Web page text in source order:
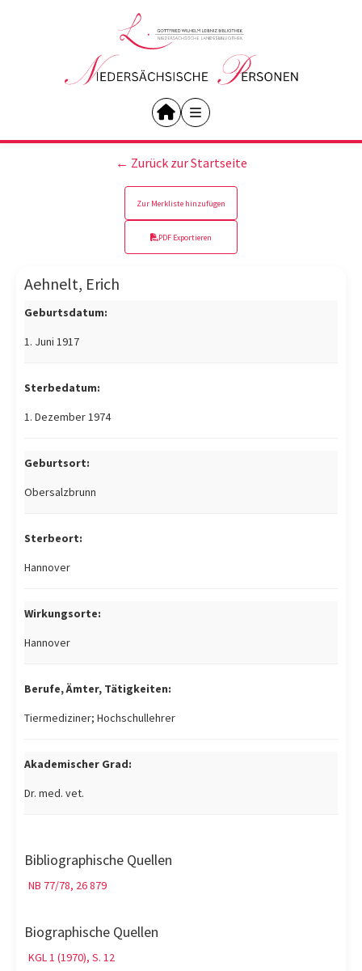
← Zurück zur Startseite
Zur Merkliste hinzufügen
PDF Exportieren
Aehnelt, Erich
Geburtsdatum:
1. Juni 1917
Sterbedatum:
1. Dezember 1974
Geburtsort:
Obersalzbrunn
Sterbeort:
Hannover
Wirkungsorte:
Hannover
Berufe, Ämter, Tätigkeiten:
Tiermediziner; Hochschullehrer
Akademischer Grad:
Dr. med. vet.
Bibliographische Quellen
NB 77/78, 26 879
Biographische Quellen
KGL 1 (1970), S. 12